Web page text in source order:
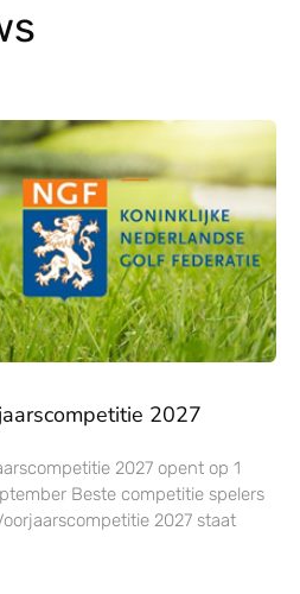
2027
2027 opent op 1
Beste competitie spelers
2027 staat